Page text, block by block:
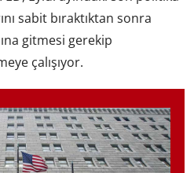
sabit bıraktıktan sonra
gitmesi gerekip
çalışıyor.